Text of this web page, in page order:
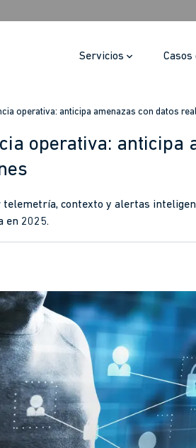
Servicios Casos
operativa: anticipa amenazas con datos
operativa: anticipa
telemetría, contexto y alertas
en 2025.